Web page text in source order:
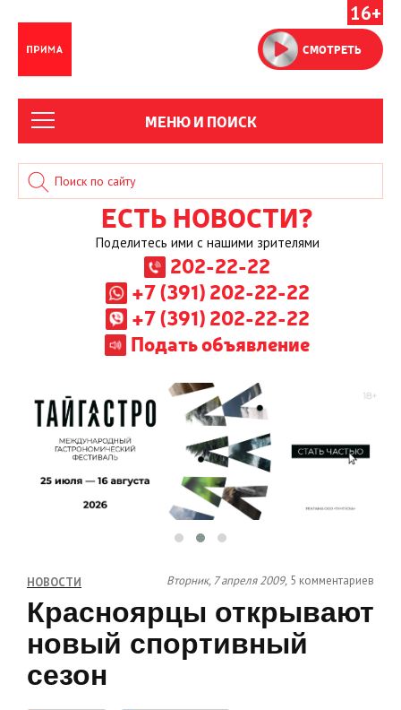
16+
СМОТРЕТЬ
МЕНЮ И ПОИСК
ЕСТЬ НОВОСТИ?
Поделитесь ими с нашими зрителями
202-22-22
+7 (391) 202-22-22
+7 (391) 202-22-22
Подать объявление
НОВОСТИ Вторник, 7 апреля 2009, 5 комментариев
Красноярцы открывают
новый спортивный
сезон